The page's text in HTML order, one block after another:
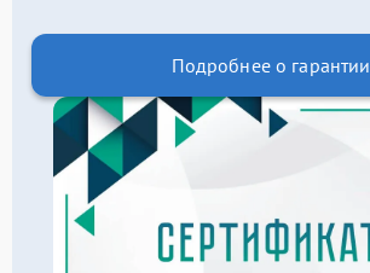
Подробнее о гарантии